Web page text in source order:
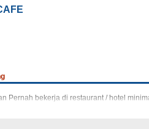
Pernah bekerja di restaurant / hotel